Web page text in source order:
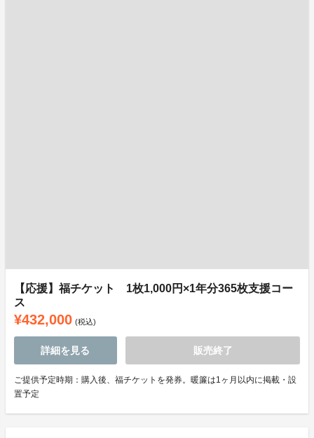
【応援】福チケット 1枚1,000円×1年分365枚支援コー
ス
¥432,000 (税込)
詳細を見る 販売終了
ご提供予定時期：購入後、福チケットを発券。暖簾は1ヶ月以内に掲載・設
置予定